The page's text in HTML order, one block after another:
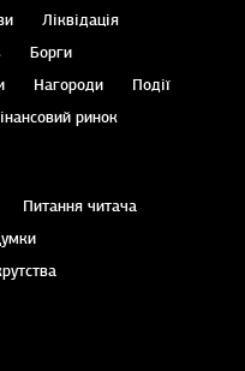
Ліквідація
Борги
Нагороди
Події
ринок
Питання читача